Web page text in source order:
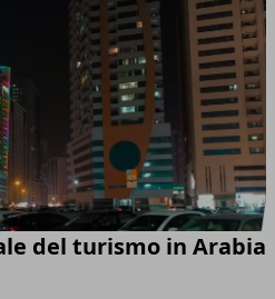
del turismo in Arabia